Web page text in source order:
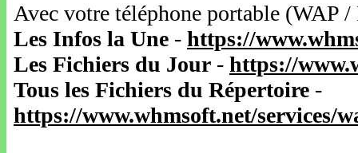
Avec votre téléphone portable
Les Infos la Une - https://
Les Fichiers du Jour - https://
Tous les Fichiers du Répertoire -
https://www.whmsoft.net/services/